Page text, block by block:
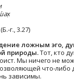
г., 3.27)
ложным эго,
природы.Тот, кто
Мы ничего не
что-
зависимы.